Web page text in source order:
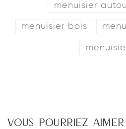
menuisier
menuisier bois
VOUS POURRIEZ AIMER